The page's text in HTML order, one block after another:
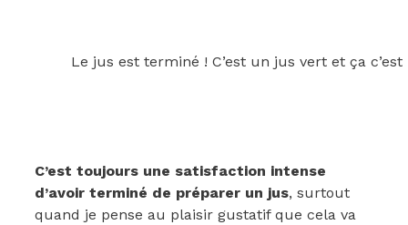
Le jus est terminé ! C’est un jus vert et ça
C’est toujours une satisfaction intense
d’avoir terminé de préparer un jus, surtout
quand je pense au plaisir gustatif que cela va